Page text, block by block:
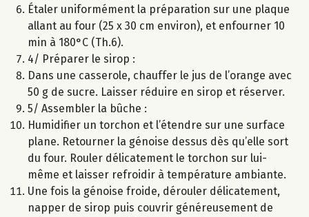
Étaler uniformément la préparation sur une plaque
allant au four (25 x 30 cm environ), et enfourner 10
min à 180°C (Th.6).
4/ Préparer le sirop :
Dans une casserole, chauffer le jus de l’orange avec
50 g de sucre. Laisser réduire en sirop et réserver.
5/ Assembler la bûche :
Humidifier un torchon et l’étendre sur une surface
plane. Retourner la génoise dessus dès qu’elle sort
du four. Rouler délicatement le torchon sur lui-
même et laisser refroidir à température ambiante.
Une fois la génoise froide, dérouler délicatement,
napper de sirop puis couvrir généreusement de